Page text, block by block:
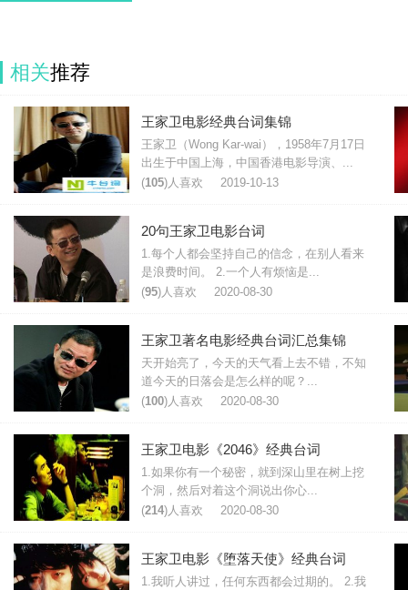
相关推荐
王家卫电影经典台词集锦
王家卫（Wong Kar-wai），1958年7月17日
出生于中国上海，中国香港电影导演、...
(105)人喜欢 2019-10-13
20句王家卫电影台词
1.每个人都会坚持自己的信念，在别人看来
是浪费时间。 2.一个人有烦恼是...
(95)人喜欢 2020-08-30
王家卫著名电影经典台词汇总集锦
天开始亮了，今天的天气看上去不错，不知
道今天的日落会是怎么样的呢？...
(100)人喜欢 2020-08-30
王家卫电影《2046》经典台词
1.如果你有一个秘密，就到深山里在树上挖
个洞，然后对着这个洞说出你心...
(214)人喜欢 2020-08-30
王家卫电影《堕落天使》经典台词
1.我听人讲过，任何东西都会过期的。 2.我